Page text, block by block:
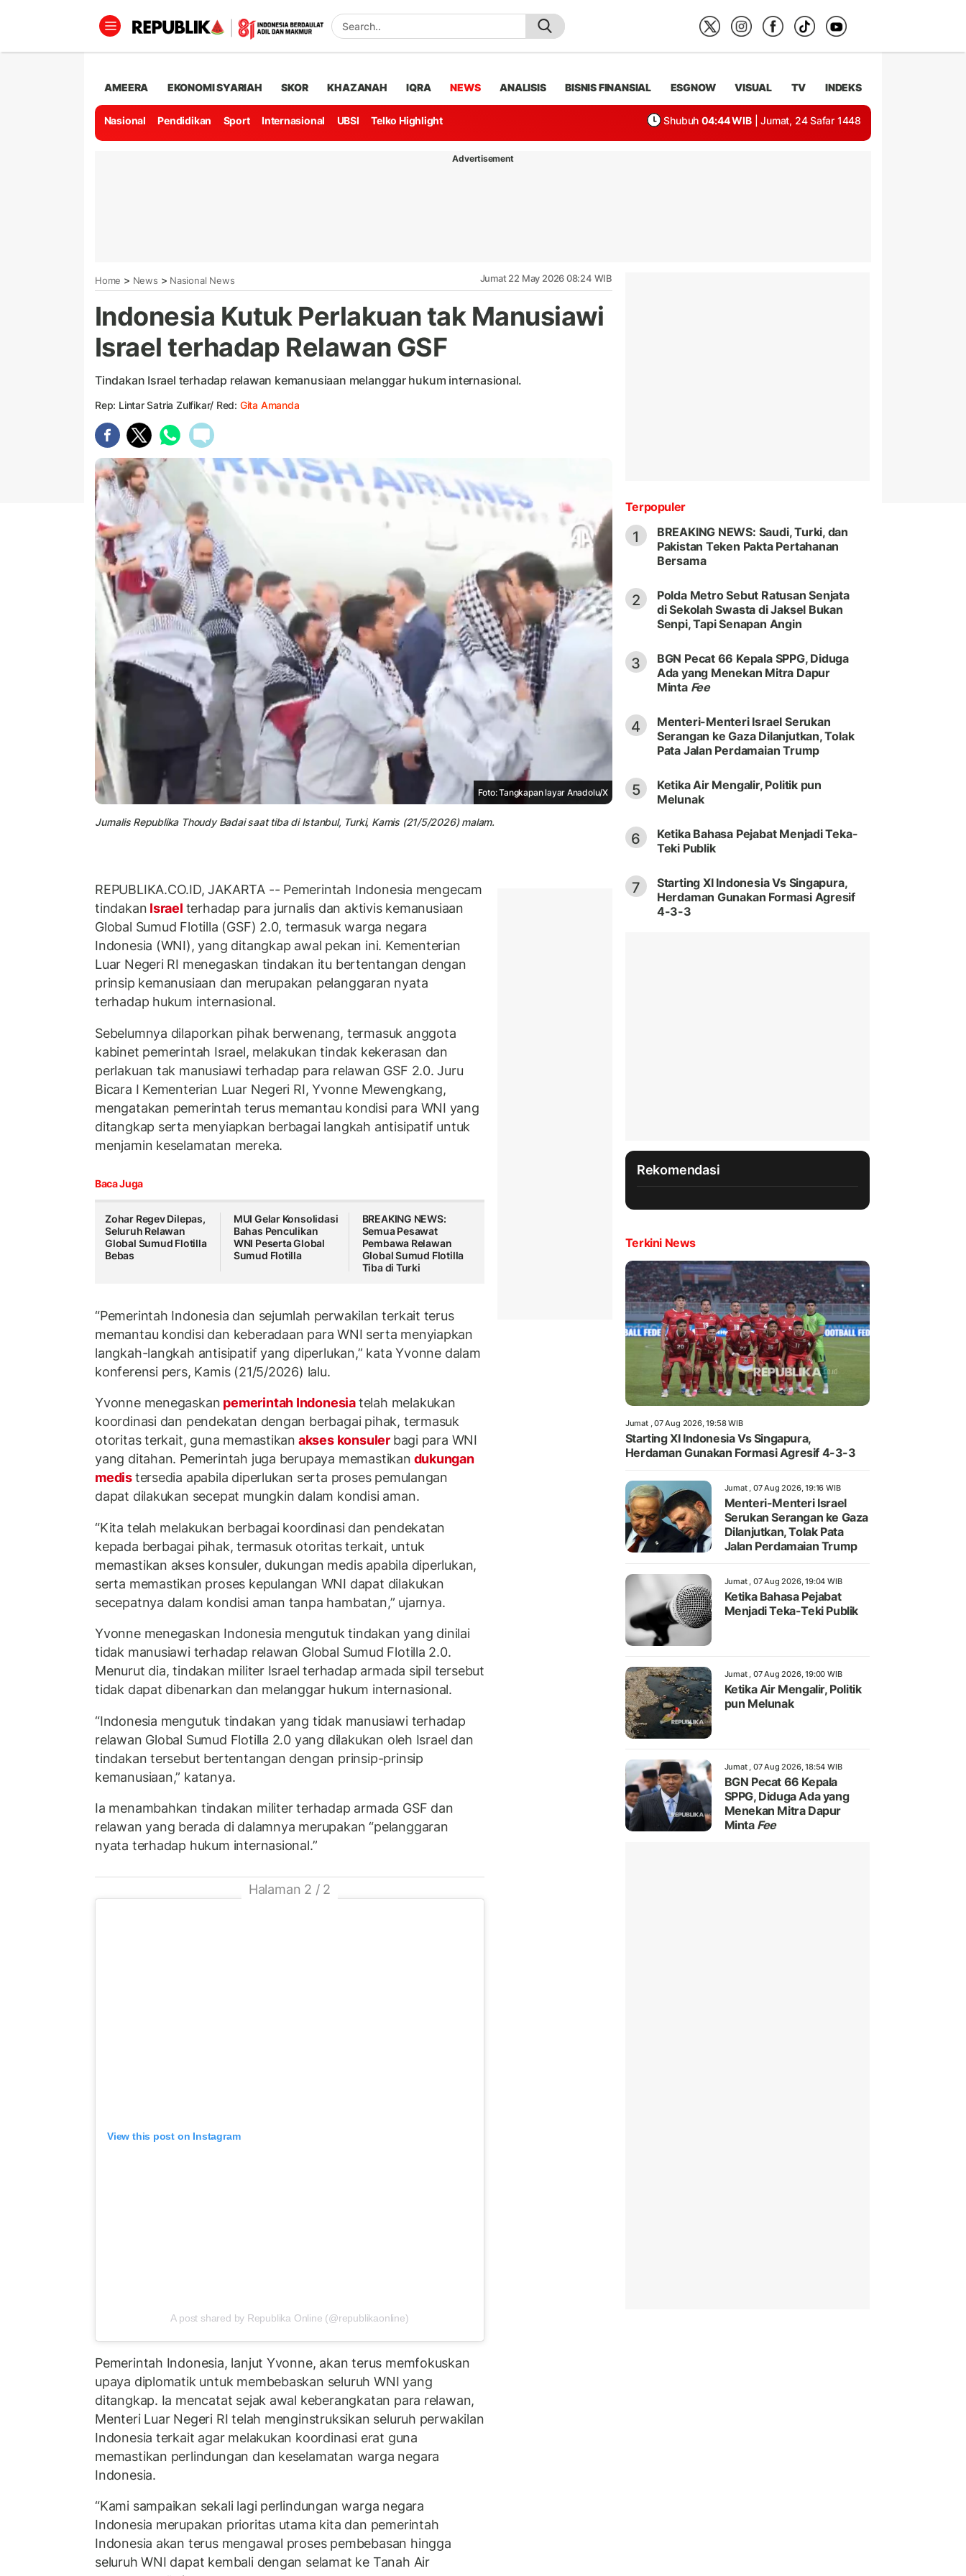
AMEERA EKONOMI SYARIAH SKOR KHAZANAH IQRA NEWS ANALISIS BISNIS FINANSIAL ESGNOW VISUAL TV INDEKS
Nasional Pendidikan Sport Internasional UBSI Telko Highlight Shubuh 04:44 WIB | Jumat, 24 Safar 1448
Advertisement
Home > News > Nasional News Jumat 22 May 2026 08:24 WIB
Indonesia Kutuk Perlakuan tak Manusiawi
Israel terhadap Relawan GSF
Tindakan Israel terhadap relawan kemanusiaan melanggar hukum internasional.
Rep: Lintar Satria Zulfikar/ Red: Gita Amanda
Foto: Tangkapan layar Anadolu/X
Jurnalis Republika Thoudy Badai saat tiba di Istanbul, Turki, Kamis (21/5/2026) malam.
REPUBLIKA.CO.ID, JAKARTA -- Pemerintah Indonesia mengecam
tindakan Israel terhadap para jurnalis dan aktivis kemanusiaan
Global Sumud Flotilla (GSF) 2.0, termasuk warga negara
Indonesia (WNI), yang ditangkap awal pekan ini. Kementerian
Luar Negeri RI menegaskan tindakan itu bertentangan dengan
prinsip kemanusiaan dan merupakan pelanggaran nyata
terhadap hukum internasional.
Sebelumnya dilaporkan pihak berwenang, termasuk anggota
kabinet pemerintah Israel, melakukan tindak kekerasan dan
perlakuan tak manusiawi terhadap para relawan GSF 2.0. Juru
Bicara I Kementerian Luar Negeri RI, Yvonne Mewengkang,
mengatakan pemerintah terus memantau kondisi para WNI yang
ditangkap serta menyiapkan berbagai langkah antisipatif untuk
menjamin keselamatan mereka.
Baca Juga
Zohar Regev Dilepas,
Seluruh Relawan
Global Sumud Flotilla
Bebas
MUI Gelar Konsolidasi
Bahas Penculikan
WNI Peserta Global
Sumud Flotilla
BREAKING NEWS:
Semua Pesawat
Pembawa Relawan
Global Sumud Flotilla
Tiba di Turki
“Pemerintah Indonesia dan sejumlah perwakilan terkait terus
memantau kondisi dan keberadaan para WNI serta menyiapkan
langkah-langkah antisipatif yang diperlukan,” kata Yvonne dalam
konferensi pers, Kamis (21/5/2026) lalu.
Yvonne menegaskan pemerintah Indonesiatelah melakukan
koordinasi dan pendekatan dengan berbagai pihak, termasuk
otoritas terkait, guna memastikan akses konsuler bagi para WNI
yang ditahan. Pemerintah juga berupaya memastikan dukungan
medistersedia apabila diperlukan serta proses pemulangan
dapat dilakukan secepat mungkin dalam kondisi aman.
“Kita telah melakukan berbagai koordinasi dan pendekatan
kepada berbagai pihak, termasuk otoritas terkait, untuk
memastikan akses konsuler, dukungan medis apabila diperlukan,
serta memastikan proses kepulangan WNI dapat dilakukan
secepatnya dalam kondisi aman tanpa hambatan,” ujarnya.
Yvonne menegaskan Indonesia mengutuk tindakan yang dinilai
tidak manusiawi terhadap relawan Global Sumud Flotilla 2.0.
Menurut dia, tindakan militer Israel terhadap armada sipil tersebut
tidak dapat dibenarkan dan melanggar hukum internasional.
“Indonesia mengutuk tindakan yang tidak manusiawi terhadap
relawan Global Sumud Flotilla 2.0 yang dilakukan oleh Israel dan
tindakan tersebut bertentangan dengan prinsip-prinsip
kemanusiaan,” katanya.
Ia menambahkan tindakan militer terhadap armada GSF dan
relawan yang berada di dalamnya merupakan “pelanggaran
nyata terhadap hukum internasional.”
Halaman 2 / 2
View this post on Instagram
A post shared by Republika Online (@republikaonline)
Pemerintah Indonesia, lanjut Yvonne, akan terus memfokuskan
upaya diplomatik untuk membebaskan seluruh WNI yang
ditangkap. Ia mencatat sejak awal keberangkatan para relawan,
Menteri Luar Negeri RI telah menginstruksikan seluruh perwakilan
Indonesia terkait agar melakukan koordinasi erat guna
memastikan perlindungan dan keselamatan warga negara
Indonesia.
“Kami sampaikan sekali lagi perlindungan warga negara
Indonesia merupakan prioritas utama kita dan pemerintah
Indonesia akan terus mengawal proses pembebasan hingga
seluruh WNI dapat kembali dengan selamat ke Tanah Air
Terpopuler
1
BREAKING NEWS: Saudi, Turki, dan
Pakistan Teken Pakta Pertahanan
Bersama
2
Polda Metro Sebut Ratusan Senjata
di Sekolah Swasta di Jaksel Bukan
Senpi, Tapi Senapan Angin
3
BGN Pecat 66 Kepala SPPG, Diduga
Ada yang Menekan Mitra Dapur
Minta Fee
4
Menteri-Menteri Israel Serukan
Serangan ke Gaza Dilanjutkan, Tolak
Pata Jalan Perdamaian Trump
5
Ketika Air Mengalir, Politik pun
Melunak
6
Ketika Bahasa Pejabat Menjadi Teka-
Teki Publik
7
Starting XI Indonesia Vs Singapura,
Herdaman Gunakan Formasi Agresif
4-3-3
Rekomendasi
Terkini News
Jumat , 07 Aug 2026, 19:58 WIB
Starting XI Indonesia Vs Singapura,
Herdaman Gunakan Formasi Agresif 4-3-3
Jumat , 07 Aug 2026, 19:16 WIB
Menteri-Menteri Israel
Serukan Serangan ke Gaza
Dilanjutkan, Tolak Pata
Jalan Perdamaian Trump
Jumat , 07 Aug 2026, 19:04 WIB
Ketika Bahasa Pejabat
Menjadi Teka-Teki Publik
Jumat , 07 Aug 2026, 19:00 WIB
Ketika Air Mengalir, Politik
pun Melunak
Jumat , 07 Aug 2026, 18:54 WIB
BGN Pecat 66 Kepala
SPPG, Diduga Ada yang
Menekan Mitra Dapur
Minta Fee